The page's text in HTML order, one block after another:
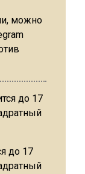
можно
до 17